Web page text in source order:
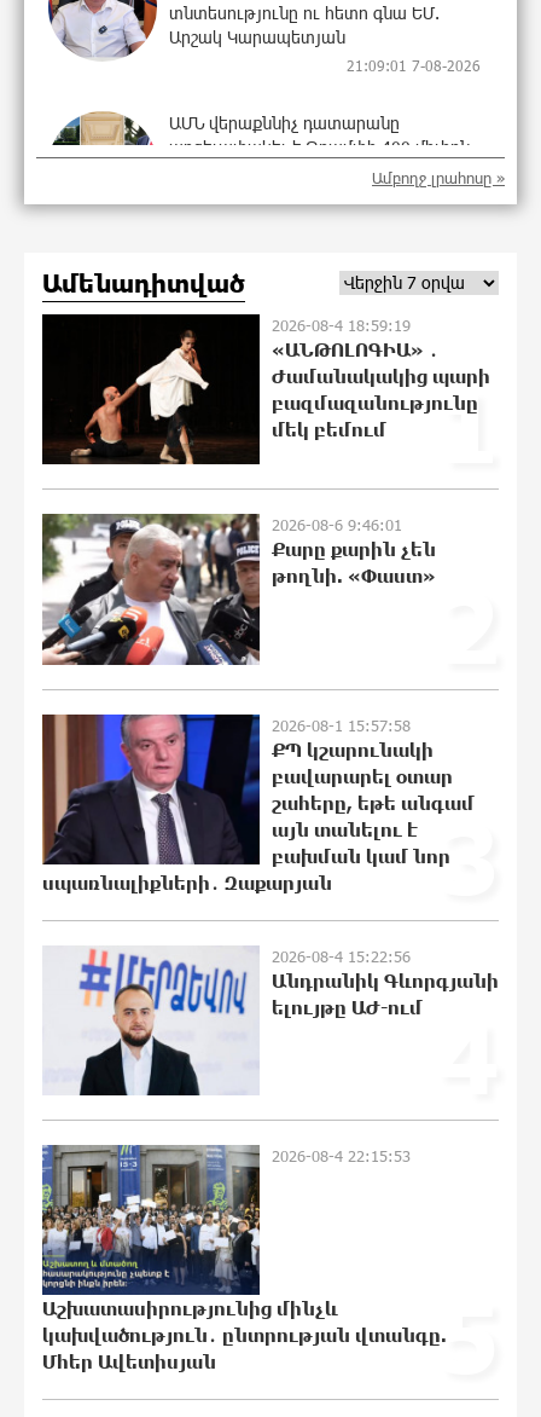
տնտեսությունը ու հետո գնա ԵՄ.
Արշակ Կարապետյան
21:09:01 7-08-2026
ԱՄՆ վերաքննիչ դատարանը
արգելափակել է Թրամփի 400 միլիոն
դոլար արժողությամբ Սպիտակ տան
նախագիծը
Կաթողիկոսի նկատմամբ
իրականացվող
բռնադատավարությունը միահեծան
իշխանության հետևանք է. Հանրային
Դաշինք
21:04:08 7-08-2026
Մեր երկրում իշխանության և
ընդդիմության անվերջանալի
պայքարում տուժում է միայն ու միայն
ՀՀ քաղաքացին. Աննա Կոստանյան
Փրկարարները հայտանաբերել են
մոլորված զբոսաշրջիկներին
ԼՀԿ-ն պահանջում է դադարեցնել
Գարեգին Բ-ի և եպիսկոպոսների դեմ
քրեական հետապնդումը
20:40:12 7-08-2026
մեկում պայթյունի հետևանքով 55-
ամյա տղամարդը այրվածքներով
տեղափոխվել է
կենտրոն»
Սլովակիայի արևելքում արտակարգ
դրություն է հայտարարվել շոգի
ալիքների պատճառով
Երթևեկության կազմակերպման
փոփոխություն տեղի կունենա
19:53:41 7-08-2026
Ամբողջ լրահոսը »
Ամենադիտված
1
2026-08-4 18:59:19
«ԱՆԹՈԼՈԳԻԱ» ․
Ժամանակակից պարի
բազմազանությունը
մեկ բեմում
2026-08-6 9:46:01
Քարը քարին չեն
թողնի. «Փաստ»
3
2026-08-1 15:57:58
ՔՊ կշարունակի
բավարարել օտար
շահերը, եթե անգամ
այն տանելու է
բախման կամ նոր
սպառնալիքների․ Զաքարյան
2026-08-4 15:22:56
Անդրանիկ Գևորգյանի
ելույթը ԱԺ-ում
5
2026-08-4 22:15:53
Աշխատասիրությունից մինչև
կախվածություն․ ընտրության վտանգը.
Մհեր Ավետիսյան